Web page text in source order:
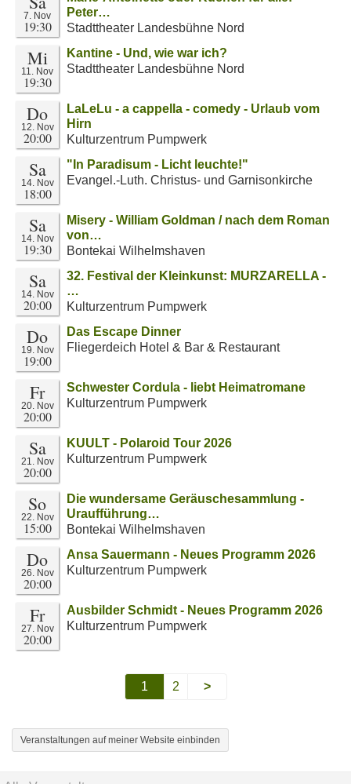
7. Nov
19:30
Peter…
Stadttheater Landesbühne Nord
Mi
11. Nov
19:30
Kantine - Und, wie war ich?
Stadttheater Landesbühne Nord
Do
12. Nov
20:00
LaLeLu - a cappella - comedy - Urlaub vom
Hirn
Kulturzentrum Pumpwerk
Sa
14. Nov
18:00
"In Paradisum - Licht leuchte!"
Evangel.-Luth. Christus- und Garnisonkirche
Sa
14. Nov
19:30
Misery - William Goldman / nach dem Roman
von…
Bontekai Wilhelmshaven
Sa
14. Nov
20:00
32. Festival der Kleinkunst: MURZARELLA -
…
Kulturzentrum Pumpwerk
Do
19. Nov
19:00
Das Escape Dinner
Fliegerdeich Hotel & Bar & Restaurant
Fr
20. Nov
20:00
Schwester Cordula - liebt Heimatromane
Kulturzentrum Pumpwerk
Sa
21. Nov
20:00
KUULT - Polaroid Tour 2026
Kulturzentrum Pumpwerk
So
22. Nov
15:00
Die wundersame Geräuschesammlung -
Uraufführung…
Bontekai Wilhelmshaven
Do
26. Nov
20:00
Ansa Sauermann - Neues Programm 2026
Kulturzentrum Pumpwerk
Fr
27. Nov
20:00
Ausbilder Schmidt - Neues Programm 2026
Kulturzentrum Pumpwerk
1 2 >
Veranstaltungen auf meiner Website einbinden